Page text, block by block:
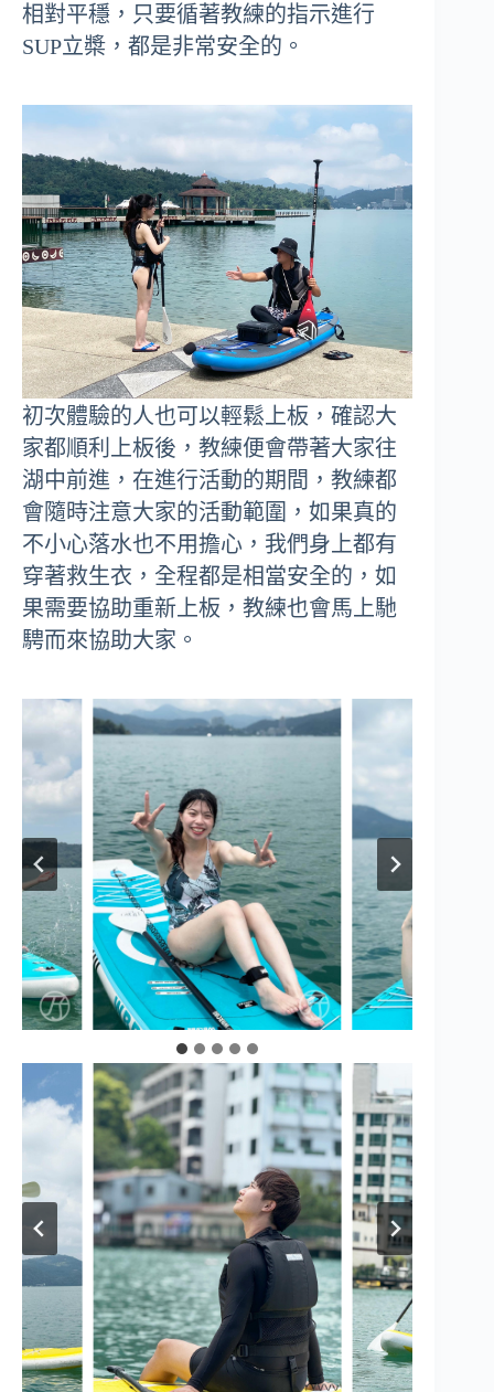
相對平穩，只要循著教練的指示進行
SUP立槳，都是非常安全的。
初次體驗的人也可以輕鬆上板，確認大
家都順利上板後，教練便會帶著大家往
湖中前進，在進行活動的期間，教練都
會隨時注意大家的活動範圍，如果真的
不小心落水也不用擔心，我們身上都有
穿著救生衣，全程都是相當安全的，如
果需要協助重新上板，教練也會馬上馳
騁而來協助大家。